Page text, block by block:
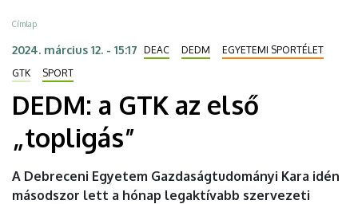
első
„topligás”
DEBRECENI
EGYETEM
Morzsa
Címlap
2024. március 12. - 15:17 DEAC DEDM
EGYETEMI SPORTÉLET
GTK
SPORT
DEDM: a GTK az első
„topligás”
A Debreceni Egyetem Gazdaságtudományi Kara idén
másodszor lett a hónap legaktívabb szervezeti